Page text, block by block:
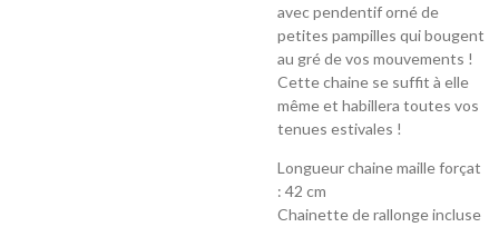
avec pendentif orné de
petites pampilles qui bougent
au gré de vos mouvements !
Cette chaine se suffit à elle
même et habillera toutes vos
tenues estivales !
Longueur chaine maille forçat
: 42 cm
Chainette de rallonge incluse